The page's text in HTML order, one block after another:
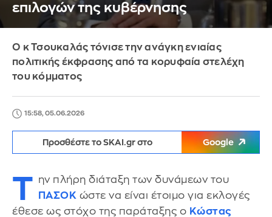
επιλογών της κυβέρνησης
Ο κ Τσουκαλάς τόνισε την ανάγκη ενιαίας
πολιτικής έκφρασης από τα κορυφαία στελέχη
του κόμματος
15:58, 05.06.2026
Προσθέστε το SKAI.gr στο Google
Τ ην πλήρη διάταξη των δυνάμεων του
ΠΑΣΟΚ ώστε να είναι έτοιμο για εκλογές
έθεσε ως στόχο της παράταξης ο Κώστας